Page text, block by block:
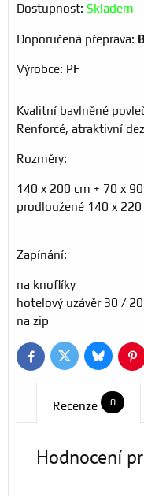
Dostupnost: Skladem
Výrobce: PF
Kvalitní bavlněné
Renforcé, atraktivní
Rozměry:
140 x 200 cm + 70 x
prodloužené 140 x
Zapínání:
na knoflíky
hotelový uzávěr 30 /
na zip
FacebookTwitterBluesky
Recenze 0
Hodnocení